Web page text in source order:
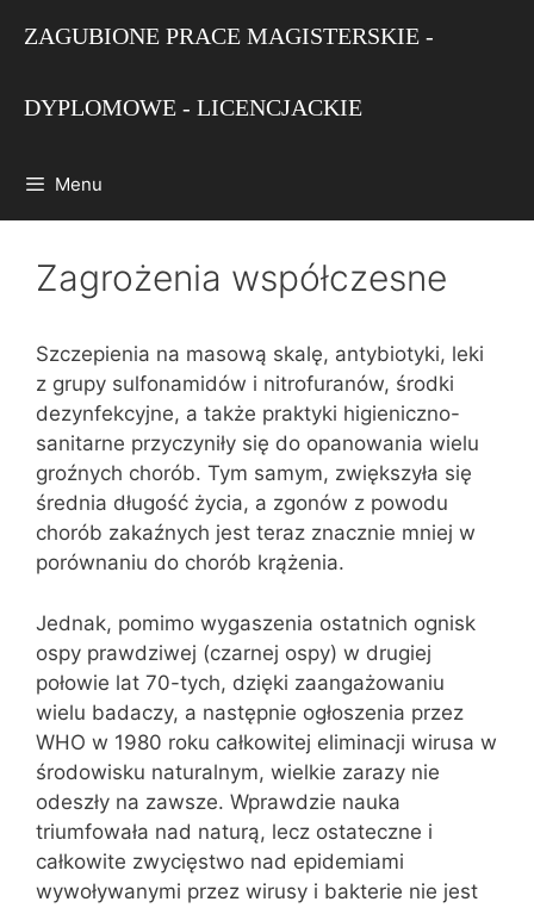
ZAGUBIONE PRACE MAGISTERSKIE -
DYPLOMOWE - LICENCJACKIE
Menu
Zagrożenia współczesne
Szczepienia na masową skalę, antybiotyki, leki
z grupy sulfonamidów i nitrofuranów, środki
dezynfekcyjne, a także praktyki higieniczno-
sanitarne przyczyniły się do opanowania wielu
groźnych chorób. Tym samym, zwiększyła się
średnia długość życia, a zgonów z powodu
chorób zakaźnych jest teraz znacznie mniej w
porównaniu do chorób krążenia.
Jednak, pomimo wygaszenia ostatnich ognisk
ospy prawdziwej (czarnej ospy) w drugiej
połowie lat 70-tych, dzięki zaangażowaniu
wielu badaczy, a następnie ogłoszenia przez
WHO w 1980 roku całkowitej eliminacji wirusa w
środowisku naturalnym, wielkie zarazy nie
odeszły na zawsze. Wprawdzie nauka
triumfowała nad naturą, lecz ostateczne i
całkowite zwycięstwo nad epidemiami
wywoływanymi przez wirusy i bakterie nie jest